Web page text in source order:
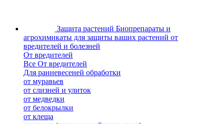
Защита растений Биопрепараты и
агрохимикаты для защиты ваших растений от
вредителей и болезней
От вредителей
Все От вредителей
Для ранневесеней обработки
от муравьев
от слизней и улиток
от медведки
от белокрылки
от клеща